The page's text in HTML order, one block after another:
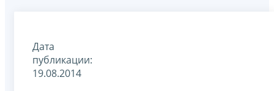
Дата
публикации:
19.08.2014